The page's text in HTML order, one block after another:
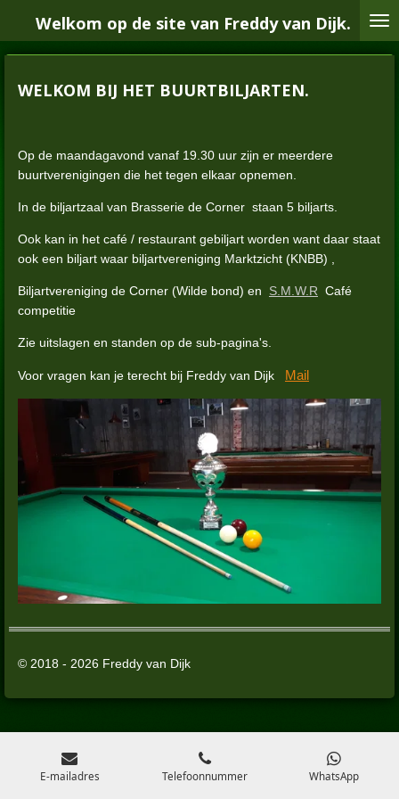
naar
hoofdinhoud
Welkom op de site van Freddy van Dijk.
WELKOM BIJ HET BUURTBILJARTEN.
Op de maandagavond vanaf 19.30 uur zijn er meerdere
buurtverenigingen die het tegen elkaar opnemen.
In de biljartzaal van Brasserie de Corner staan 5 biljarts.
Ook kan in het café / restaurant gebiljart worden want daar staat
ook een biljart waar biljartvereniging Marktzicht (KNBB) ,
Biljartvereniging de Corner (Wilde bond) en S.M.W.R Café
competitie
Zie uitslagen en standen op de sub-pagina's.
Voor vragen kan je terecht bij Freddy van Dijk Mail
© 2018 - 2026 Freddy van Dijk
E-mailadres Telefoonnummer WhatsApp